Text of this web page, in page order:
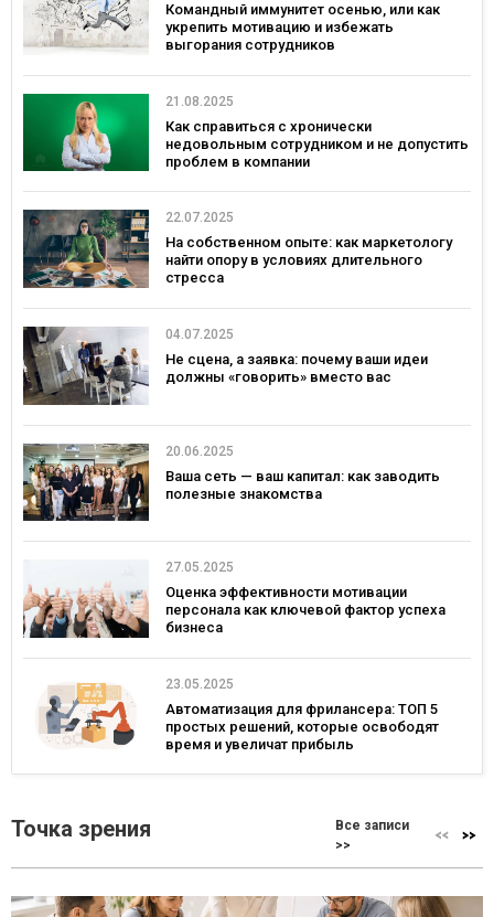
Командный иммунитет осенью, или как
укрепить мотивацию и избежать
выгорания сотрудников
21.08.2025
Как справиться с хронически
недовольным сотрудником и не допустить
проблем в компании
22.07.2025
На собственном опыте: как маркетологу
найти опору в условиях длительного
стресса
04.07.2025
Не сцена, а заявка: почему ваши идеи
должны «говорить» вместо вас
20.06.2025
Ваша сеть — ваш капитал: как заводить
полезные знакомства
27.05.2025
Оценка эффективности мотивации
персонала как ключевой фактор успеха
бизнеса
23.05.2025
Автоматизация для фрилансера: ТОП 5
простых решений, которые освободят
время и увеличат прибыль
Точка зрения
Все записи
>>